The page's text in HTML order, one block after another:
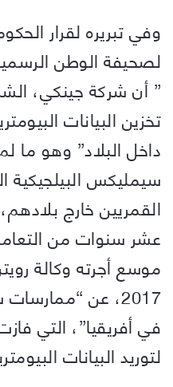
وفي تبريره لقرار
” أن شركة جينكي،
تخزين البيانات
داخل البلاد” وهو ما
سيمليكس البيلجيكية
القمريين خارج
عشر سنوات من
2017، عن
في أفريقيا”، التي
لتوريد البيانات